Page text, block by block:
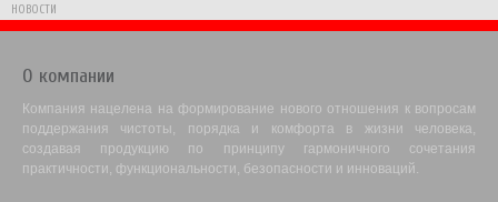
НОВОСТИ
О компании
Компания нацелена на формирование нового отношения к вопросам
поддержания чистоты, порядка и комфорта в жизни человека,
создавая продукцию по принципу гармоничного сочетания
практичности, функциональности, безопасности и инноваций.